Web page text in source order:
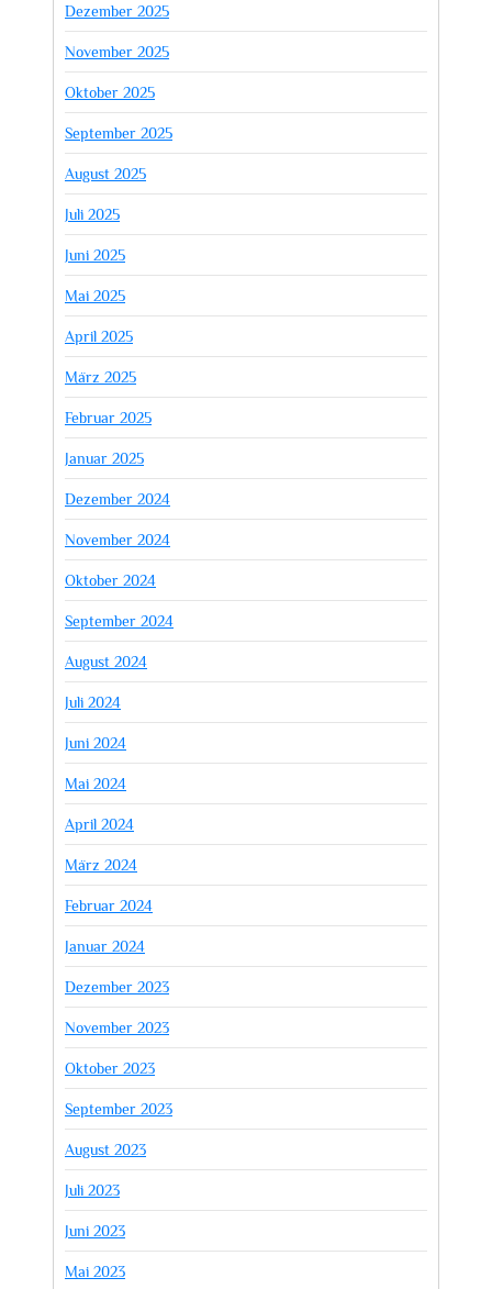
Dezember 2025
November 2025
Oktober 2025
September 2025
August 2025
Juli 2025
Juni 2025
Mai 2025
April 2025
März 2025
Februar 2025
Januar 2025
Dezember 2024
November 2024
Oktober 2024
September 2024
August 2024
Juli 2024
Juni 2024
Mai 2024
April 2024
März 2024
Februar 2024
Januar 2024
Dezember 2023
November 2023
Oktober 2023
September 2023
August 2023
Juli 2023
Juni 2023
Mai 2023